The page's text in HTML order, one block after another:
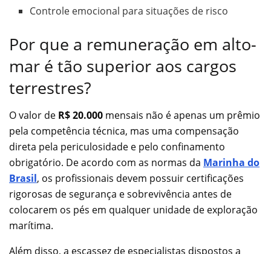
Controle emocional para situações de risco
Por que a remuneração em alto-
mar é tão superior aos cargos
terrestres?
O valor de R$ 20.000 mensais não é apenas um prêmio
pela competência técnica, mas uma compensação
direta pela periculosidade e pelo confinamento
obrigatório. De acordo com as normas da Marinha do
Brasil, os profissionais devem possuir certificações
rigorosas de segurança e sobrevivência antes de
colocarem os pés em qualquer unidade de exploração
marítima.
Além disso, a escassez de especialistas dispostos a